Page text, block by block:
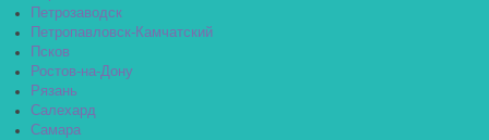
Петрозаводск
Петропавловск-Камчатский
Псков
Ростов-на-Дону
Рязань
Салехард
Самара